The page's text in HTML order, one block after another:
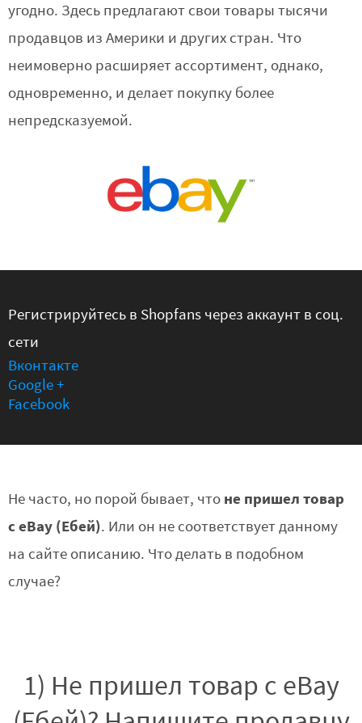
угодно. Здесь предлагают свои товары тысячи
продавцов из Америки и других стран. Что
неимоверно расширяет ассортимент, однако,
одновременно, и делает покупку более
непредсказуемой.
Регистрируйтесь в Shopfans через аккаунт в соц.
сети
Вконтакте
Google +
Facebook
Не часто, но порой бывает, что не пришел товар
с eBay (Ебей). Или он не соответствует данному
на сайте описанию. Что делать в подобном
случае?
1) Не пришел товар с eBay